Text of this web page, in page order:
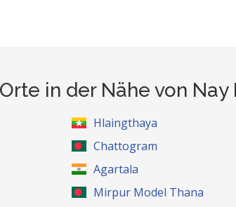
in der Nähe von Nay
Hlaingthaya
Chattogram
Agartala
Mirpur Model Thana